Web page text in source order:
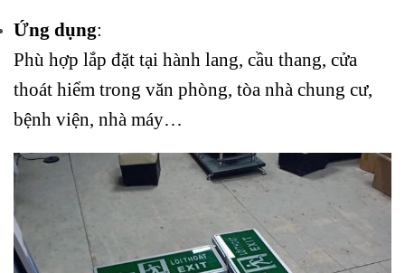
Ứng dụng:
Phù hợp lắp đặt tại hành lang, cầu thang, cửa
thoát hiểm trong văn phòng, tòa nhà chung cư,
bệnh viện, nhà máy…